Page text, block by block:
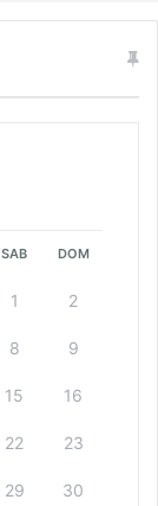
SAB DOM
1 2
8 9
15 16
22 23
29 30